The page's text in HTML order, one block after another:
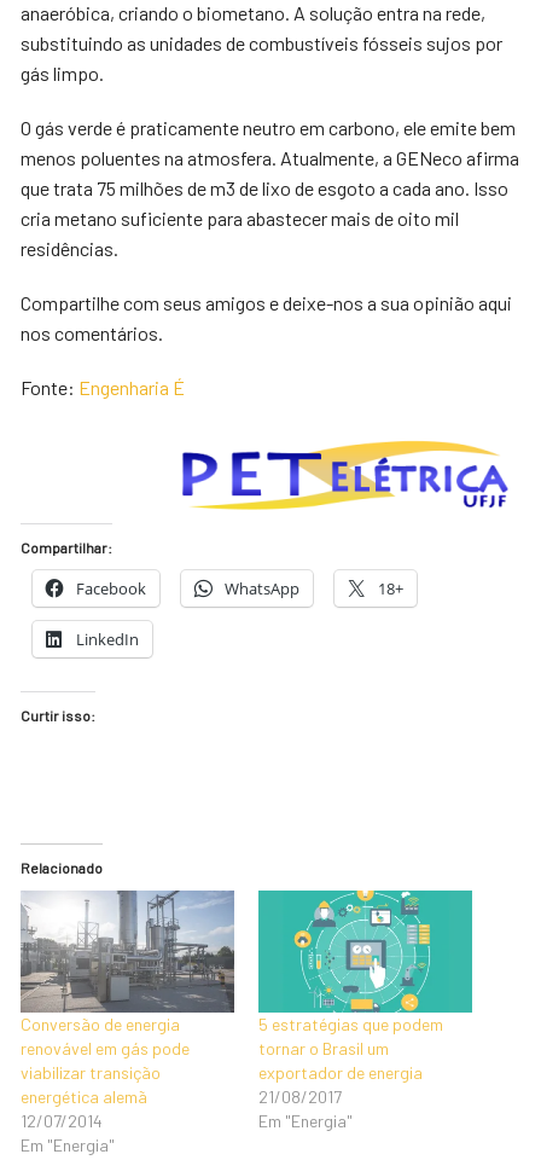
anaeróbica, criando o biometano. A solução entra na rede,
substituindo as unidades de combustíveis fósseis sujos por
gás limpo.
O gás verde é praticamente neutro em carbono, ele emite bem
menos poluentes na atmosfera. Atualmente, a GENeco afirma
que trata 75 milhões de m3 de lixo de esgoto a cada ano. Isso
cria metano suficiente para abastecer mais de oito mil
residências.
Compartilhe com seus amigos e deixe-nos a sua opinião aqui
nos comentários.
Fonte: Engenharia É
Compartilhar:
Facebook WhatsApp 18+
LinkedIn
Curtir isso:
Relacionado
Conversão de energia
renovável em gás pode
viabilizar transição
energética alemã
12/07/2014
Em "Energia"
5 estratégias que podem
tornar o Brasil um
exportador de energia
21/08/2017
Em "Energia"